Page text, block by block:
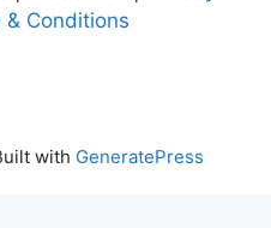
& Conditions
with GeneratePress